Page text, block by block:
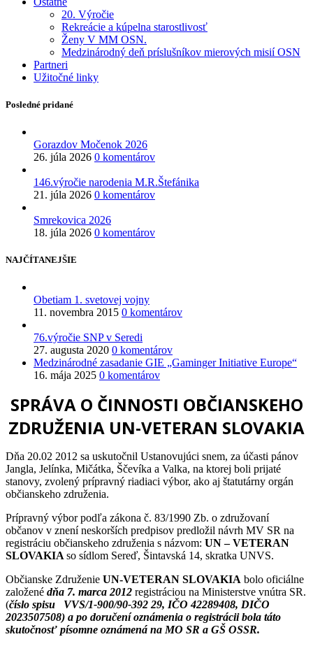
20. Výročie
Rekreácie a kúpelna starostlivosť
Ženy V MM OSN.
Medzinárodný deň príslušníkov mierových misií OSN
Partneri
Užitočné linky
Posledné pridané
Gorazdov Močenok 2026
26. júla 2026 0 komentárov
146.výročie narodenia M.R.Štefánika
21. júla 2026 0 komentárov
Smrekovica 2026
18. júla 2026 0 komentárov
NAJČÍTANEJŠIE
Obetiam 1. svetovej vojny
11. novembra 2015 0 komentárov
76.výročie SNP v Seredi
27. augusta 2020 0 komentárov
Medzinárodné zasadanie GIE „Gaminger Initiative Europe“
16. mája 2025 0 komentárov
SPRÁVA O ČINNOSTI OBČIANSKEHO
ZDRUŽENIA UN-VETERAN SLOVAKIA
Dňa 20.02 2012 sa uskutočnil Ustanovujúci snem, za účasti pánov
Jangla, Jelínka, Mičátka, Ščevíka a Valka, na ktorej boli prijaté
stanovy, zvolený prípravný riadiaci výbor, ako aj štatutárny orgán
občianskeho združenia.
Prípravný výbor podľa zákona č. 83/1990 Zb. o združovaní
občanov v znení neskorších predpisov predložil návrh MV SR na
registráciu občianskeho združenia s názvom: UN – VETERAN
SLOVAKIA so sídlom Sereď, Šintavská 14, skratka UNVS.
Občianske Združenie UN-VETERAN SLOVAKIA bolo oficiálne
založené dňa 7. marca 2012 registráciou na Ministerstve vnútra SR.
(číslo spisu VVS/1-900/90-392 29, IČO 42289408, DIČO
2023507508) a po doručení oznámenia o registrácii bola táto
skutočnosť písomne oznámená na MO SR a GŠ OSSR.